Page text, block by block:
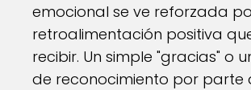
emocional se ve reforzada
retroalimentación positiva
recibir. Un simple "gracias" o
de reconocimiento por parte